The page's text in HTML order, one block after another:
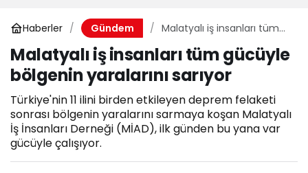
Haberler Gündem
Malatyalı iş insanları tüm
sarıyor
Malatyalı iş insanları tüm gücüyle
bölgenin yaralarını sarıyor
Türkiye'nin 11 ilini birden etkileyen deprem felaketi
sonrası bölgenin yaralarını sarmaya koşan Malatyalı
İş İnsanları Derneği (MİAD), ilk günden bu yana var
gücüyle çalışıyor.